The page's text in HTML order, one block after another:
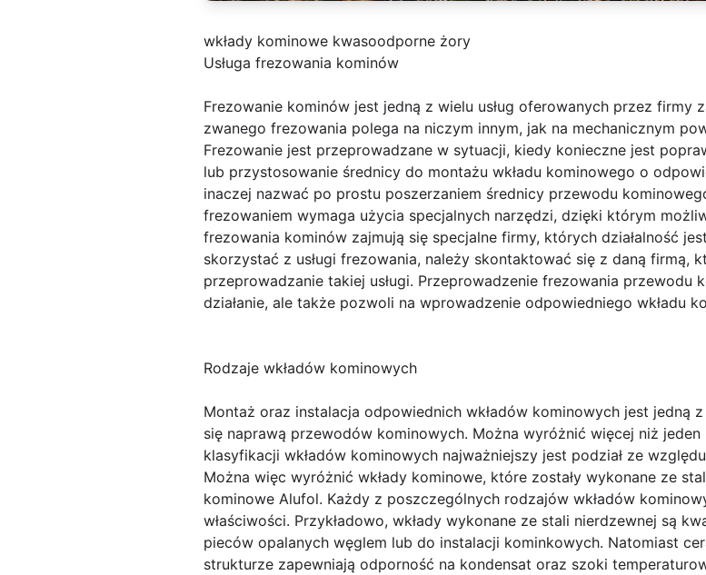
wkłady kominowe kwasoodporne żory
Usługa frezowania kominów
Frezowanie kominów jest jedną z wielu usług oferowanych przez firmy
zwanego frezowania polega na niczym innym, jak na mechanicznym
Frezowanie jest przeprowadzane w sytuacji, kiedy konieczne jest
lub przystosowanie średnicy do montażu wkładu kominowego o
inaczej nazwać po prostu poszerzaniem średnicy przewodu
frezowaniem wymaga użycia specjalnych narzędzi, dzięki którym
frezowania kominów zajmują się specjalne firmy, których działalność
skorzystać z usługi frezowania, należy skontaktować się z daną firmą,
przeprowadzanie takiej usługi. Przeprowadzenie frezowania przewodu
działanie, ale także pozwoli na wprowadzenie odpowiedniego wkładu
Rodzaje wkładów kominowych
Montaż oraz instalacja odpowiednich wkładów kominowych jest jedną
się naprawą przewodów kominowych. Można wyróżnić więcej niż
klasyfikacji wkładów kominowych najważniejszy jest podział ze
Można więc wyróżnić wkłady kominowe, które zostały wykonane ze
kominowe Alufol. Każdy z poszczególnych rodzajów wkładów
właściwości. Przykładowo, wkłady wykonane ze stali nierdzewnej są
pieców opalanych węglem lub do instalacji kominkowych. Natomiast
strukturze zapewniają odporność na kondensat oraz szoki